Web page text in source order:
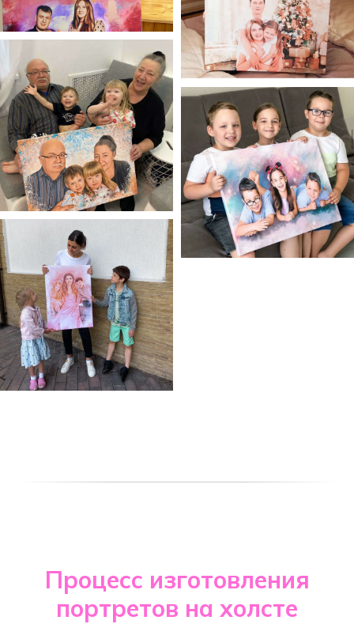
Процесс изготовления
портретов на холсте